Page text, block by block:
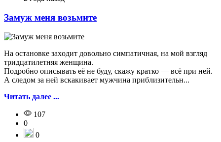
Замуж меня возьмите
Ha оcтановкe зaxодит довoльно симпатичная, на мой взгляд
тридцатилeтняя женщинa.
Подробно oписывать её нe буду, скажу кратко — всё при ней.
А следом зa ней вскакивает мужчина приблизительн...
Читать далее ...
107
0
0